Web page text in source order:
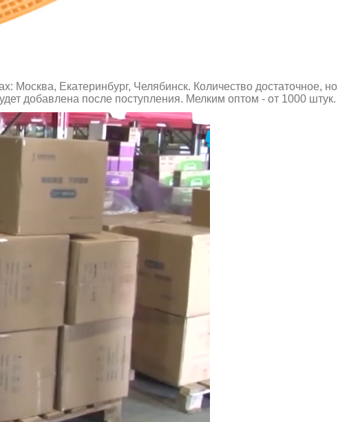
Москва, Екатеринбург, Челябинск. Количество достаточное, но
добавлена после поступления. Мелким оптом - от 1000 штук.